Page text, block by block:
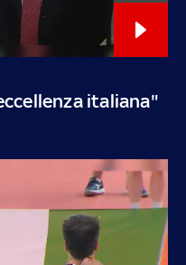
italiana"